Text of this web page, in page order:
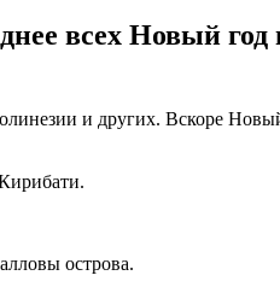
всех Новый
и других. Вскоре
острова.